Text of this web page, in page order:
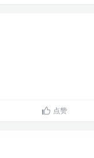
点赞